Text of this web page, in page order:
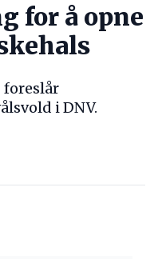
for å opne
i DNV.